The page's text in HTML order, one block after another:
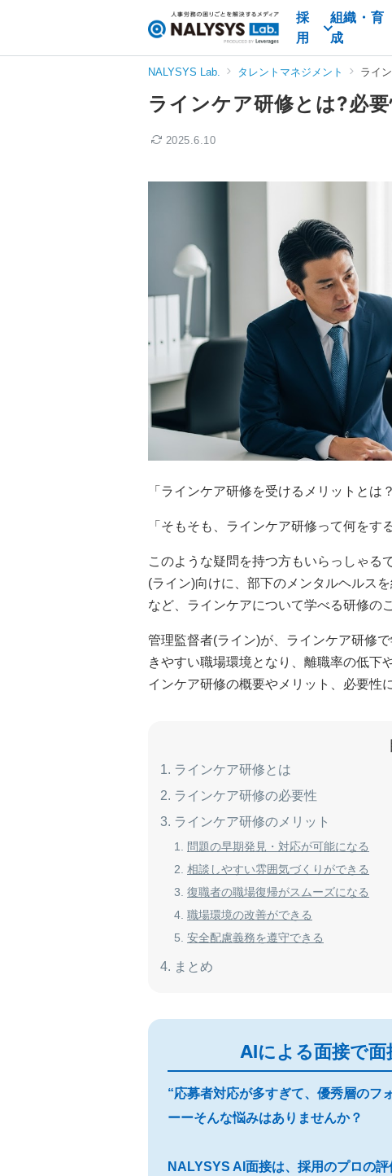
NALYSYS
Lab.
シ
採
用
組織・育
成
NALYSYS Lab. タレントマネジメント ライ
ラインケア研修とは?必
2025.6.10
「ラインケア研修を受けるメリットとは？
「そもそも、ラインケア研修って何をす
このような疑問を持つ方もいらっしゃる
(ライン)向けに、部下のメンタルヘルス
など、ラインケアについて学べる研修の
管理監督者(ライン)が、ラインケア研修
きやすい職場環境となり、離職率の低下
インケア研修の概要やメリット、必要性
ラインケア研修とは
ラインケア研修の必要性
ラインケア研修のメリット
問題の早期発見・対応が可能になる
相談しやすい雰囲気づくりができる
復職者の職場復帰がスムーズになる
職場環境の改善ができる
安全配慮義務を遵守できる
まとめ
AIによる面接で
“応募者対応が多すぎて、優秀層のフ
ーーそんな悩みはありませんか？
NALYSYS AI面接は、採用のプロの